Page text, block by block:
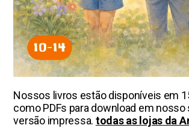
Nossos livros estão disponíveis em
como PDFs para download em nosso
versão impressa. todas as lojas da